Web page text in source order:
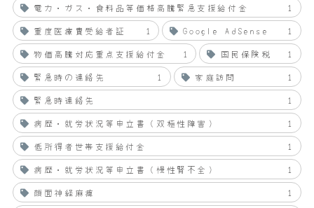
電力・ガス・食料品等価格高騰緊急支援給付金
1
重度医療費受給者証
1 Google AdSense
1
物価高騰対応重点支援給付金
1 国民保険税
1
緊急時の連絡先
1 家庭訪問
1
緊急時連絡先
1
病歴・就労状況等申立書（双極性障害）
1
低所得者世帯支援給付金
1
病歴・就労状況等申立書（慢性腎不全）
1
顔面神経麻痺
1